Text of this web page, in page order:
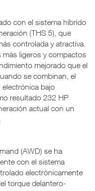
con el sistema híbrido
(THS 5), que
controlada y atractiva.
más ligeros y compactos
mejorado que el
se combinan, el
bajo
resultado 232 HP
actual con un
(AWD) se ha
con el sistema
electrónicamente
torque delantero-